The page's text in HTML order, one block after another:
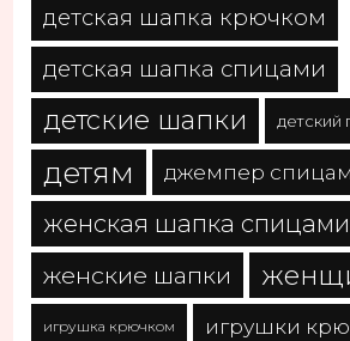
детская шапка крючком
детская шапка спицами
детские шапки детский
детям джемпер
женская шапка спицами
женские шапки
игрушка крючком игрушки